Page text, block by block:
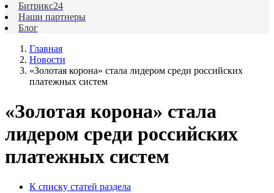
Битрикс24
Наши партнеры
Блог
Главная
Новости
«Золотая корона» стала лидером среди российских
платежных систем
«Золотая корона» стала
лидером среди российских
платежных систем
К списку статей раздела